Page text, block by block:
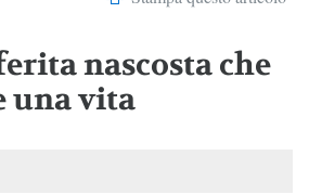
nascosta che
una vita